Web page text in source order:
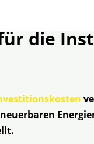
die